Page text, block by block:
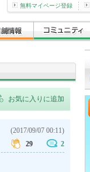
無料マイページ登録
お気に入りに追加
(2017/09/07 00:11)
29
2